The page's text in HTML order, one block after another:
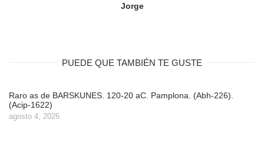
Jorge
PUEDE QUE TAMBIÉN TE GUSTE
Raro as de BARSKUNES. 120-20 aC. Pamplona. (Abh-226).
(Acip-1622)
agosto 4, 2026